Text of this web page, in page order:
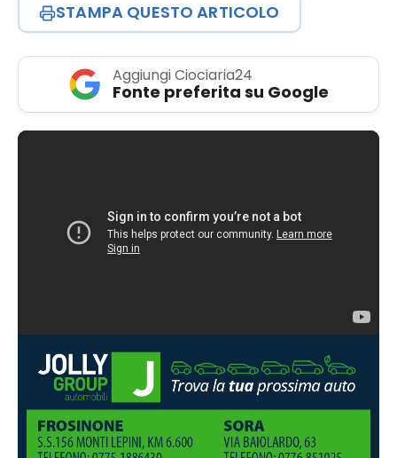
STAMPA QUESTO ARTICOLO
Aggiungi Ciociaria24
Fonte preferita su Google